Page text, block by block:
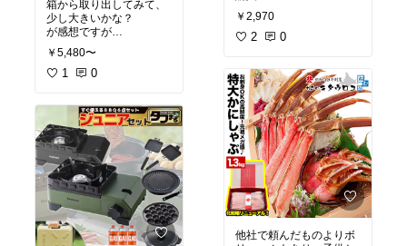
箱から取り出してみて、
少し大きいかな？
が感想ですが
実際の明るさとしては、
電球色も白色も十分な明
るさが有り、枕元での読
え、モバイルバッテリー
としても利用出来るのは
便利だと思いますね
改善点としてはバッテリ
ー残量は一定時間で消え
てもいいかも
￥5,480〜
1 0
純正ベルトもいいけど
NATOベルトに往年の映
画の様に
￥2,970
2 0
他社で頼んだものよりボ